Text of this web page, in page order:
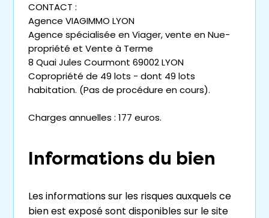
CONTACT :
Agence VIAGIMMO LYON
Agence spécialisée en Viager, vente en Nue-
propriété et Vente à Terme
8 Quai Jules Courmont 69002 LYON
Copropriété de 49 lots - dont 49 lots
habitation. (Pas de procédure en cours).
Charges annuelles : 177 euros.
Informations du bien
Les informations sur les risques auxquels ce
bien est exposé sont disponibles sur le site